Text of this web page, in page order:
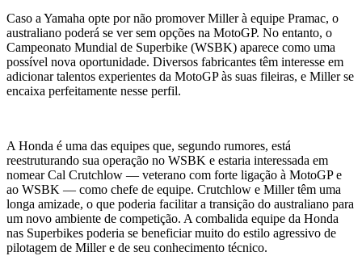
Caso a Yamaha opte por não promover Miller à equipe Pramac, o
australiano poderá se ver sem opções na MotoGP. No entanto, o
Campeonato Mundial de Superbike (WSBK) aparece como uma
possível nova oportunidade. Diversos fabricantes têm interesse em
adicionar talentos experientes da MotoGP às suas fileiras, e Miller se
encaixa perfeitamente nesse perfil.
A Honda é uma das equipes que, segundo rumores, está
reestruturando sua operação no WSBK e estaria interessada em
nomear Cal Crutchlow — veterano com forte ligação à MotoGP e
ao WSBK — como chefe de equipe. Crutchlow e Miller têm uma
longa amizade, o que poderia facilitar a transição do australiano para
um novo ambiente de competição. A combalida equipe da Honda
nas Superbikes poderia se beneficiar muito do estilo agressivo de
pilotagem de Miller e de seu conhecimento técnico.